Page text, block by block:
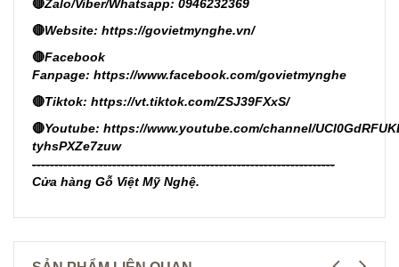
🔴Zalo/Viber/Whatsapp: 0946232369
🔴Website: https://govietmynghe.vn/
🔴Facebook
Fanpage: https://www.facebook.com/govietmynghe
🔴Tiktok: https://vt.tiktok.com/ZSJ39FXxS/
🔴Youtube: https://www.youtube.com/channel/
tyhsPXZe7zuw
--------------------------------------------------------------------
Cửa hàng Gỗ Việt Mỹ Nghệ.